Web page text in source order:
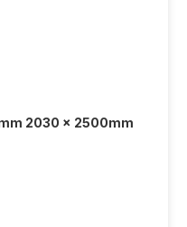
2030 x 2500mm